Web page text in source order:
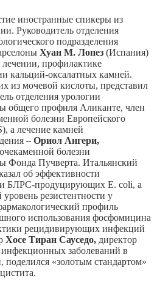
иностранные спикеры из
Руководитель отделения
подразделения
Хуан М. Лопез (Испания)
профилактике
кальций-оксалатных камней.
из мочевой кислоты, представил
отделения урологии
общего профиля Аликанте, член
болезни Европейского
а лечение камней
– Ориол Ангери,
болезни
Фонда Пучверта. Итальянский
об эффективности
БЛРС-продуцирующих E. coli, а
резистентности у
профиль
использования фосфомицина
рецидивирующих инфекций
Хосе Тиран Сауседо, директор
заболеваний в
поделился «золотым стандартом»